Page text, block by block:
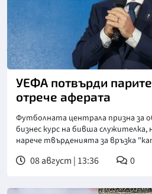
УЕФА потвърди
отрече аферата
Футболната централа призна за
бизнес курс на бивша
нарече твърденията за връзка
08 август | 13:36 0